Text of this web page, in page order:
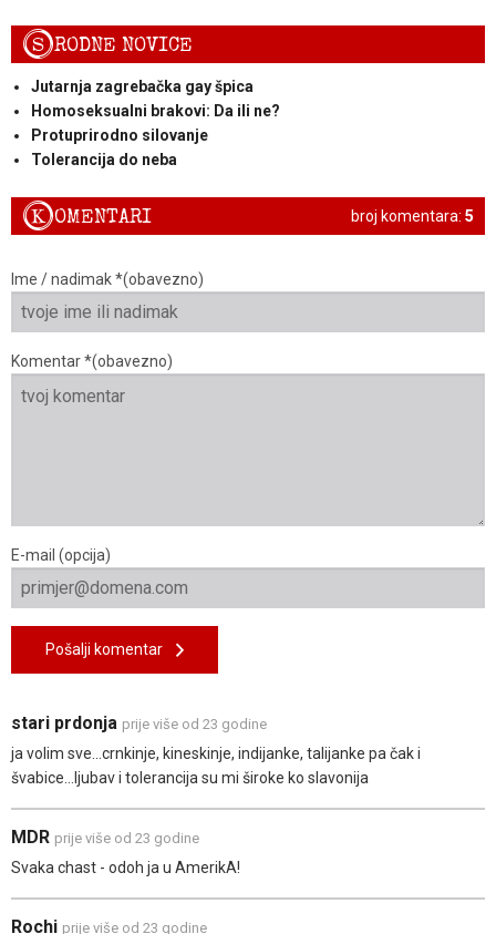
SRODNE NOVICE
Jutarnja zagrebačka gay špica
Homoseksualni brakovi: Da ili ne?
Protuprirodno silovanje
Tolerancija do neba
broj komentara: 5
KOMENTARI
Ime / nadimak *(obavezno)
Komentar *(obavezno)
E-mail (opcija)
Pošalji komentar
stari prdonja prije više od 23 godine
ja volim sve...crnkinje, kineskinje, indijanke, talijanke pa čak i
švabice...ljubav i tolerancija su mi široke ko slavonija
MDR prije više od 23 godine
Svaka chast - odoh ja u AmerikA!
Rochi prije više od 23 godine